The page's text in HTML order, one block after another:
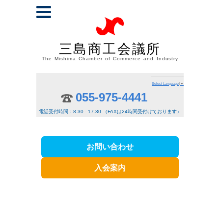
三島商工会議所
The Mishima Chamber of Commerce and Industry
Select Language ▼
055-975-4441
電話受付時間：8:30 - 17:30 （FAXは24時間受付けております）
お問い合わせ
入会案内